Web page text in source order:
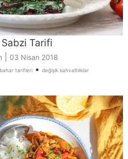
Sabzi Tarifi
03 Nisan 2018
bahar tarifleri• değişik kahvaltılıklar